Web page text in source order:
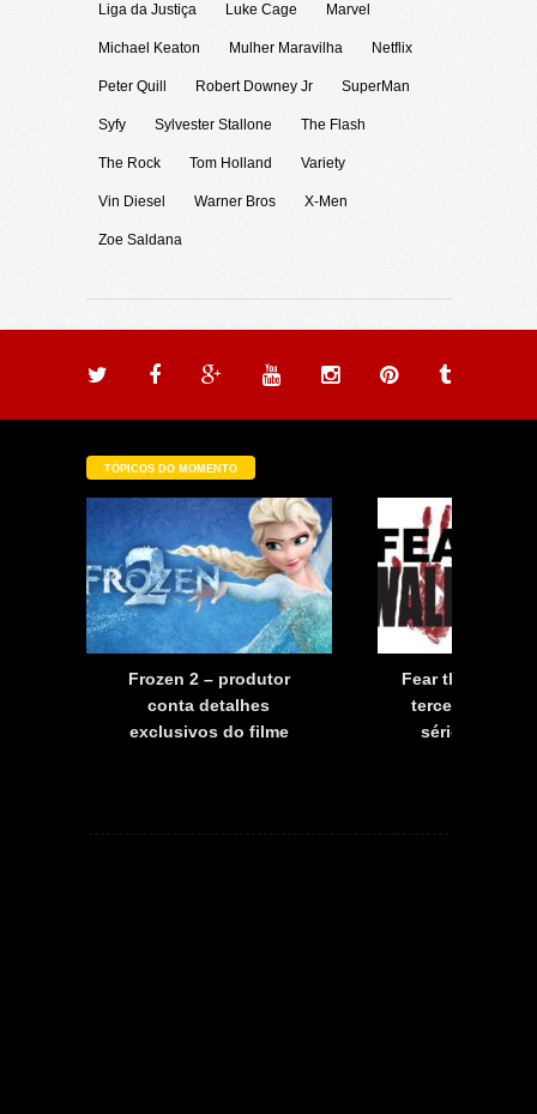
Liga da Justiça Luke Cage Marvel
Michael Keaton Mulher Maravilha Netflix
Peter Quill Robert Downey Jr SuperMan
Syfy Sylvester Stallone The Flash
The Rock Tom Holland Variety
Vin Diesel Warner Bros X-Men
Zoe Saldana
TÓPICOS DO MOMENTO
Frozen 2 – produtor
conta detalhes
exclusivos do filme
Fear the
terceira
série já tem